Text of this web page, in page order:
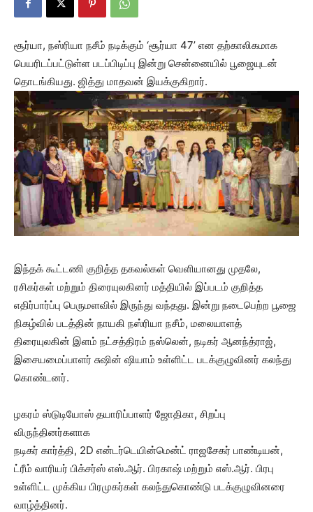
சூர்யா, நஸ்ரியா நசீம் நடிக்கும் ‘சூர்யா 47’ என தற்காலிகமாக
பெயரிடப்பட்டுள்ள படப்பிடிப்பு இன்று சென்னையில் பூஜையுடன்
தொடங்கியது. ஜித்து மாதவன் இயக்குகிறார்.
இந்தக் கூட்டணி குறித்த தகவல்கள் வெளியானது முதலே,
ரசிகர்கள் மற்றும் திரையுலகினர் மத்தியில் இப்படம் குறித்த
எதிர்பார்ப்பு பெருமளவில் இருந்து வந்தது. இன்று நடைபெற்ற பூஜை
நிகழ்வில் படத்தின் நாயகி நஸ்ரியா நசீம், மலையாளத்
திரையுலகின் இளம் நட்சத்திரம் நஸ்லென், நடிகர் ஆனந்த்ராஜ்,
இசையமைப்பாளர் சுஷின் ஷியாம் உள்ளிட்ட படக்குழுவினர் கலந்து
கொண்டனர்.
ழகரம் ஸ்டுடியோஸ் தயாரிப்பாளர் ஜோதிகா, சிறப்பு
விருந்தினர்களாக
நடிகர் கார்த்தி, 2D என்டர்டெயின்மென்ட் ராஜசேகர் பாண்டியன்,
ட்ரீம் வாரியர் பிக்சர்ஸ் எஸ்.ஆர். பிரகாஷ் மற்றும் எஸ்.ஆர். பிரபு
உள்ளிட்ட முக்கிய பிரமுகர்கள் கலந்துகொண்டு படக்குழுவினரை
வாழ்த்தினர்.